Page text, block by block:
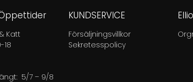
Katt
18
16
5/7 – 9/8
KUNDSERVICE
Försäljningsvillkor
Sekretesspolicy